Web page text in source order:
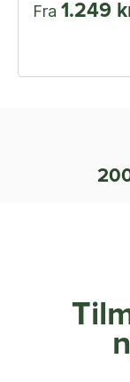
Fra 1.249